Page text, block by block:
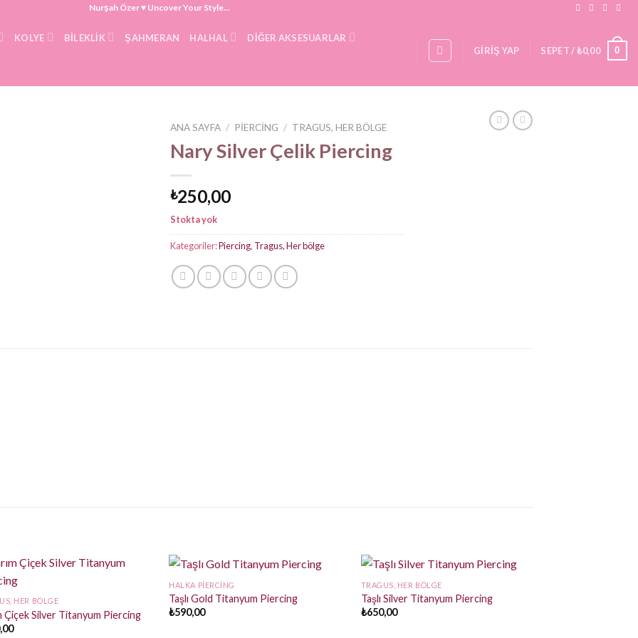
Nurşah Özer ♥ Uncover Your Style...
KOLYE BILEKLIK ŞAHMERAN HALHAL DIĞER AKSESUARLAR
GIRIŞ YAP SEPET /₺0,00 0
ANA SAYFA / PIERCING / TRAGUS, HER BÖLGE
Nary Silver Çelik Piercing
₺250,00
Stokta yok
Kategoriler:Piercing, Tragus, Her bölge
HER BÖLGE
Çiçek Silver Titanyum Piercing
HALKA PIERCING
Taşlı Gold Titanyum Piercing
₺590,00
TRAGUS, HER BÖLGE
Taşlı Silver Titanyum Piercing
₺650,00